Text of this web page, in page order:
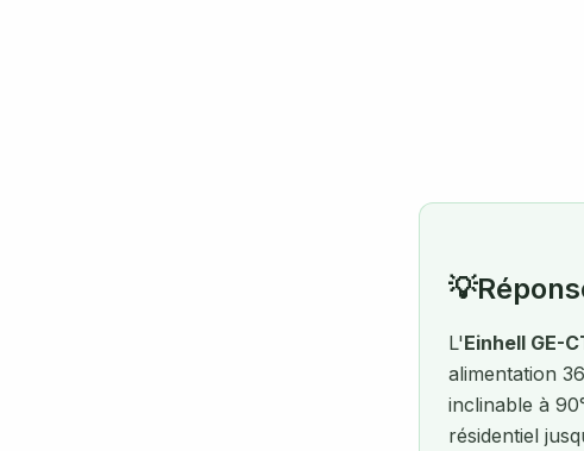
💡
L'Einhell GE-
alimentation
inclinable à
résidentiel